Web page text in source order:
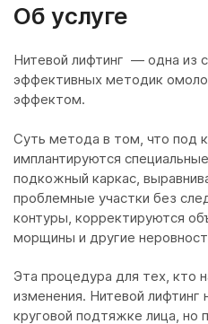
Об услуге
Нитевой лифтинг — одна из
эффективных методик
эффектом.
Суть метода в том, что под
имплантируются
подкожный каркас,
проблемные участки без
контуры, корректируются
морщины и другие
Эта процедура для тех, кто
изменения. Нитевой лифтинг
круговой подтяжке лица, но